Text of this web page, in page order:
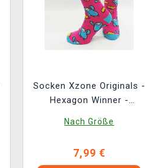
Socken Xzone Originals -
Hexagon Winner -
Nach Größe
7,99 €